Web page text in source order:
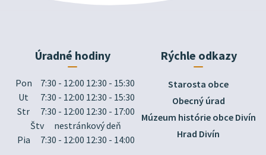
Úradné hodiny
Pon
7:30 - 12:00 12:30 - 15:30
Ut
7:30 - 12:00 12:30 - 15:30
Str
7:30 - 12:00 12:30 - 17:00
Štv
nestránkový deň
Pia
7:30 - 12:00 12:30 - 14:00
Rýchle odkazy
Starosta obce
Obecný úrad
Múzeum histórie obce Divín
Hrad Divín